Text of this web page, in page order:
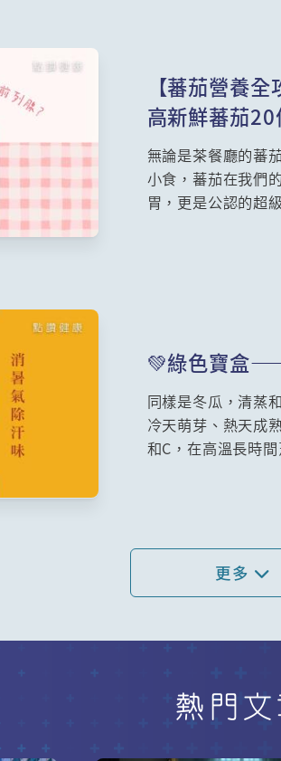
【蕃茄營養
高新鮮蕃茄
無論是茶餐廳的蕃
小食，蕃茄在我們
胃，更是公認的超
💚綠色寶盒
同樣是冬瓜，清蒸
冷天萌芽、熱天成
和C，在高溫長時
更多
熱門文